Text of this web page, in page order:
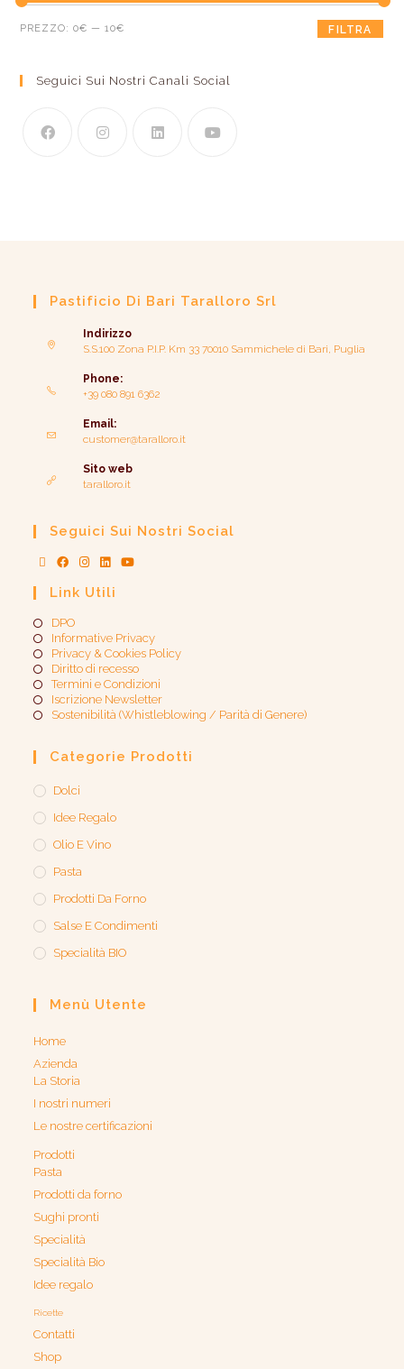
FILTRA
PREZZO:0€ —10€
Seguici Sui Nostri Canali Social
Pastificio Di Bari Taralloro Srl
Indirizzo
S.S.100 Zona P.I.P. Km 33 70010 Sammichele di Bari, Puglia
Phone:
+39 080 891 6362
Email:
customer@taralloro.it
Sito web
taralloro.it
Seguici Sui Nostri Social
Link Utili
DPO
Informative Privacy
Privacy & Cookies Policy
Diritto di recesso
Termini e Condizioni
Iscrizione Newsletter
Sostenibilità (Whistleblowing / Parità di Genere)​
Categorie Prodotti
Dolci
Idee Regalo
Olio E Vino
Pasta
Prodotti Da Forno
Salse E Condimenti
Specialità BIO
Menù Utente
Home
Azienda
La Storia
I nostri numeri
Le nostre certificazioni
Prodotti
Pasta
Prodotti da forno
Sughi pronti
Specialità
Specialità Bio
Idee regalo
Ricette
Contatti
Shop